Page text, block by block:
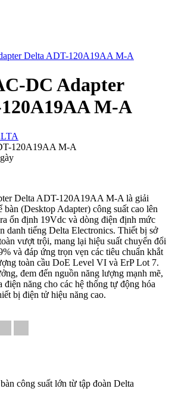
DC Adapter
M-A
120A19AA M-A
Delta ADT-120A19AA M-A là giải
bàn (Desktop Adapter) công suất cao lên
ổn định 19Vdc và dòng điện định mức
danh tiếng Delta Electronics. Thiết bị sở
vượt trội, mang lại hiệu suất chuyển đổi
và đáp ứng trọn vẹn các tiêu chuẩn khắt
toàn cầu DoE Level VI và ErP Lot 7.
đem đến nguồn năng lượng mạnh mẽ,
năng cho các hệ thống tự động hóa
bị điện tử hiệu năng cao.
công suất lớn từ tập đoàn Delta